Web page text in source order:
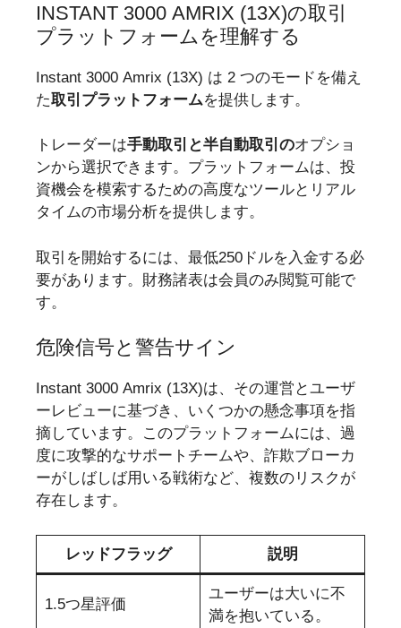
INSTANT 3000 AMRIX (13X)の取引
プラットフォームを理解する
Instant 3000 Amrix (13X) は 2 つのモードを備え
た取引プラットフォームを提供します。
トレーダーは手動取引と半自動取引のオプショ
ンから選択できます。プラットフォームは、投
資機会を模索するための高度なツールとリアル
タイムの市場分析を提供します。
取引を開始するには、最低250ドルを入金する必
要があります。財務諸表は会員のみ閲覧可能で
す。
危険信号と警告サイン
Instant 3000 Amrix (13X)は、その運営とユーザ
ーレビューに基づき、いくつかの懸念事項を指
摘しています。このプラットフォームには、過
度に攻撃的なサポートチームや、詐欺ブローカ
ーがしばしば用いる戦術など、複数のリスクが
存在します。
レッドフラッグ 説明
1.5つ星評価
ユーザーは大いに不
満を抱いている。